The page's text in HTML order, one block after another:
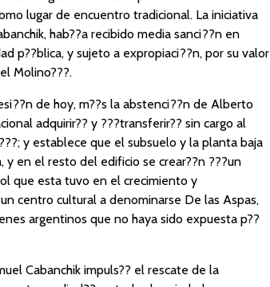
lugar de encuentro tradicional. La iniciativa
hab??a recibido media sanci??n en
p??blica, y sujeto a expropiaci??n, por su valor
Molino???.
de hoy, m??s la abstenci??n de Alberto
adquirir?? y ???transferir?? sin cargo al
y establece que el subsuelo y la planta baja
y en el resto del edificio se crear??n ???un
que esta tuvo en el crecimiento y
centro cultural a denominarse De las Aspas,
argentinos que no haya sido expuesta p??
Cabanchik impuls?? el rescate de la